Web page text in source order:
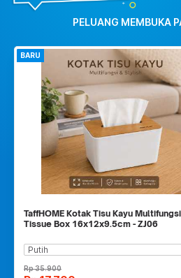
PELUANG MEMBUKA
BARU
TaffHOME Kotak Tisu Kayu Multifungsi
Tissue Box 16x12x9.5cm - ZJ06
Rp35.900